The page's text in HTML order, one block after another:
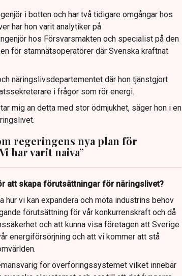
i botten och har två tidigare omgångar hos
har hon varit analytiker på
hos Försvarsmakten och specialist på den
för stamnätsoperatörer där Svenska kraftnät
näringslivsdepartementet där hon tjänstgjort
i frågor som rör energi.
mig an detta med stor ödmjukhet, säger hon i en
regeringens nya plan för
har varit naiva”
att skapa förutsättningar för näringslivet?
vi kan expandera och möta industrins behov
förutsättning för vår konkurrenskraft och då
och att kunna visa företagen att Sverige
energiförsörjning och att vi kommer att stå
för överföringssystemet vilket innebär